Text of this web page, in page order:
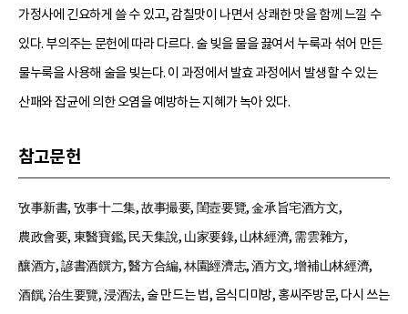
가정사에 긴요하게 쓸 수 있고, 감칠맛이 나면서 상쾌한 맛을 함께 느낄 수
있다. 부의주는 문헌에 따라 다르다. 술 빚을 물을 끓여서 누룩과 섞어 만든
물누룩을 사용해 술을 빚는다. 이 과정에서 발효 과정에서 발생할 수 있는
산패와 잡균에 의한 오염을 예방하는 지혜가 녹아 있다.
참고문헌
攷事新書, 攷事十二集, 故事撮要, 閨壼要覽, 金承旨宅酒方文,
農政會要, 東醫寶鑑, 民天集說, 山家要錄, 山林經濟, 需雲雜方,
釀酒方, 諺書酒饌方, 醫方合編, 林園經濟志, 酒方文, 增補山林經濟,
酒饌, 治生要覽, 浸酒法, 술 만드는 법, 음식디미방, 홍씨주방문, 다시 쓰는